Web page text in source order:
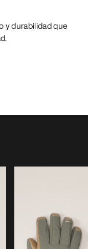
y durabilidad que